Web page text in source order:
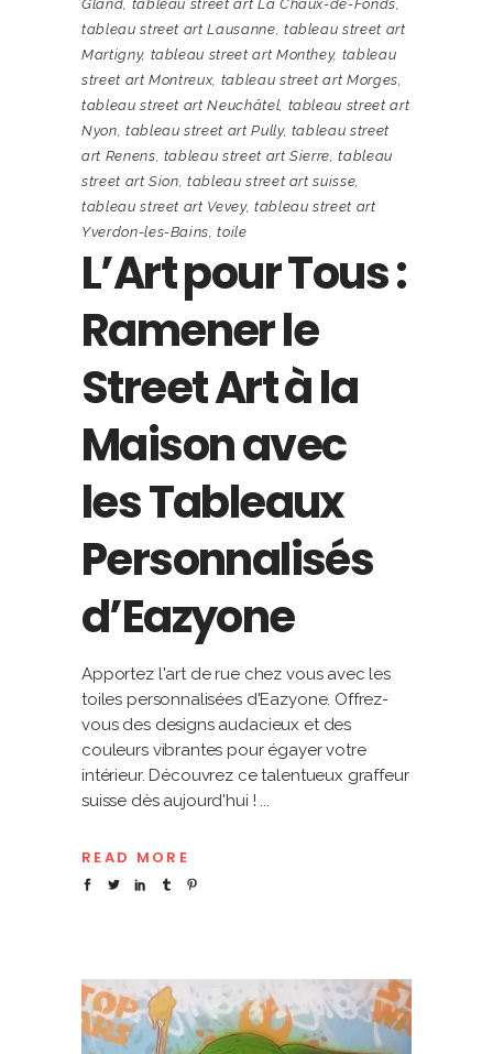
Gland tableau street art La Chaux-de-Fonds
tableau street art Lausanne tableau street art
Martigny, tableau street art Monthey, tableau
street art Montreux, tableau street art Morges
tableau street art Neuchâtel tableau street art
Nyon tableau street art Pully, tableau street
art Renens tableau street art Sierre ,tableau
street art Sion ,tableau street art suisse
tableau street art Vevey, tableau street art
Yverdon-les-Bains ,toile
L’Art pour Tous :
Ramener le
Street Art à la
Maison avec
les Tableaux
Personnalisés
d’Eazyone
Apportez l'art de rue chez vous avec les
toiles personnalisées d'Eazyone. Offrez-
vous des designs audacieux et des
couleurs vibrantes pour égayer votre
intérieur. Découvrez ce talentueux graffeur
suisse dès aujourd'hui !
READ MORE